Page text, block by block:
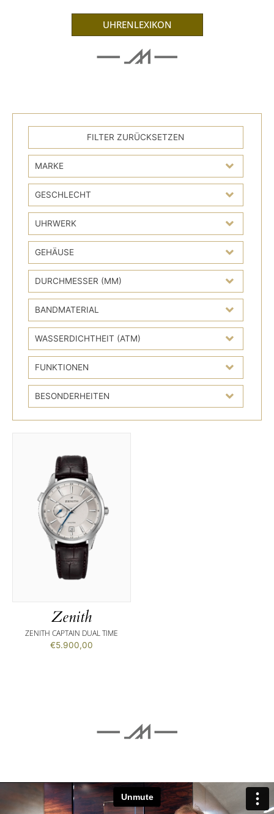
UHRENLEXIKON
MARKE
GESCHLECHT
UHRWERK
GEHÄUSE
DURCHMESSER (MM)
BANDMATERIAL
WASSERDICHTHEIT (ATM)
FUNKTIONEN
BESONDERHEITEN
Zenith
ZENITH CAPTAIN DUAL TIME
€5.900,00